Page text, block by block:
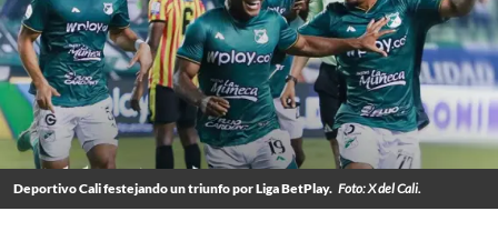
Deportivo Cali festejando un triunfo por Liga BetPlay. Foto: X del Cali.